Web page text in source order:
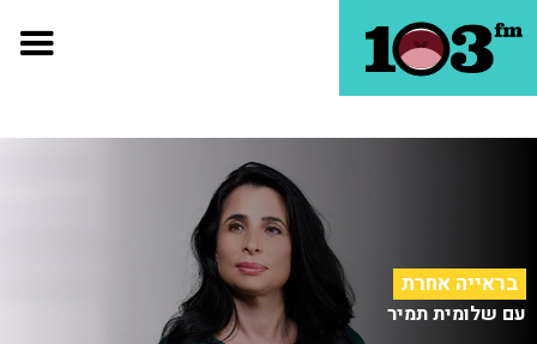
בראייה אחרת
עם שלומית תמיר